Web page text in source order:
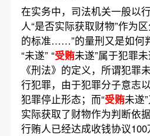
在实务中，司法机关一般以
人“是否实际获取财物”作为
的标准……”的量刑又是如何
“未遂” “受贿未遂”属于犯罪
《刑法》的定义，所谓犯罪
行犯罪，由于犯罪分子意志
犯罪停止形态；而“受贿未遂
实际获取了财物作为判断依据
行贿人已经达成收钱协议